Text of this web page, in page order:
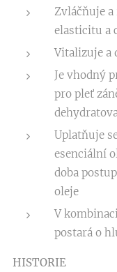
Zvláčňuje
elasticitu a
Vitalizuje a
Je vhodný
pro pleť
Uplatňuje
esenciální
doba
oleje
V
postará o
HISTORIE